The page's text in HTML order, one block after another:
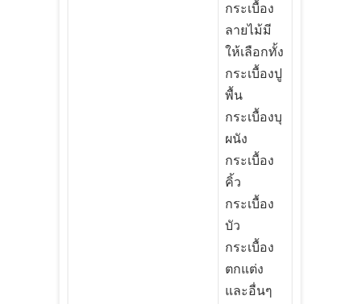
กระเบื้อง
ลายไม้มี
ให้เลือกทั้ง
กระเบื้องปู
พื้น
กระเบื้องบุ
ผนัง
กระเบื้อง
คิ้ว
กระเบื้อง
บัว
กระเบื้อง
ตกแต่ง
และอื่นๆ